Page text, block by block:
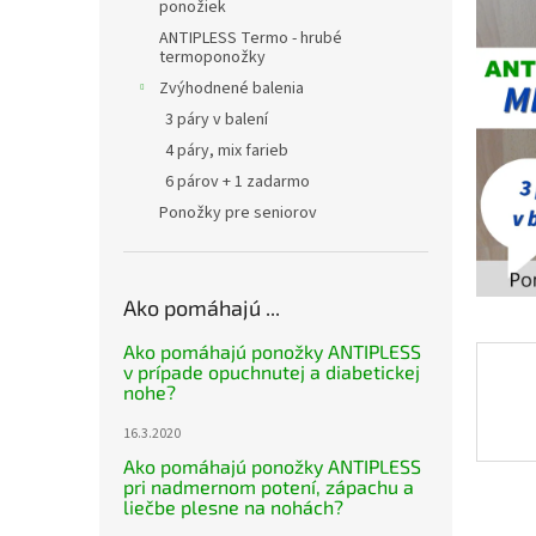
ponožiek
ANTIPLESS Termo - hrubé
termoponožky
Zvýhodnené balenia
3 páry v balení
4 páry, mix farieb
6 párov + 1 zadarmo
Ponožky pre seniorov
Ako pomáhajú ...
Ako pomáhajú ponožky ANTIPLESS
v prípade opuchnutej a diabetickej
nohe?
16.3.2020
Ako pomáhajú ponožky ANTIPLESS
pri nadmernom potení, zápachu a
liečbe plesne na nohách?